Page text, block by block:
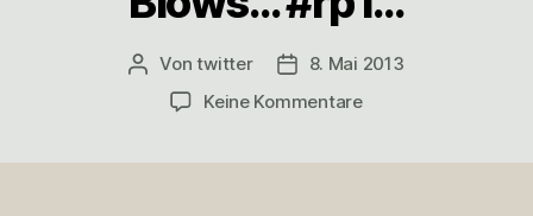
Beitragsautor
Vontwitter Veröffentlichungsdatum
8. Mai 2013
Keine Kommentarezu